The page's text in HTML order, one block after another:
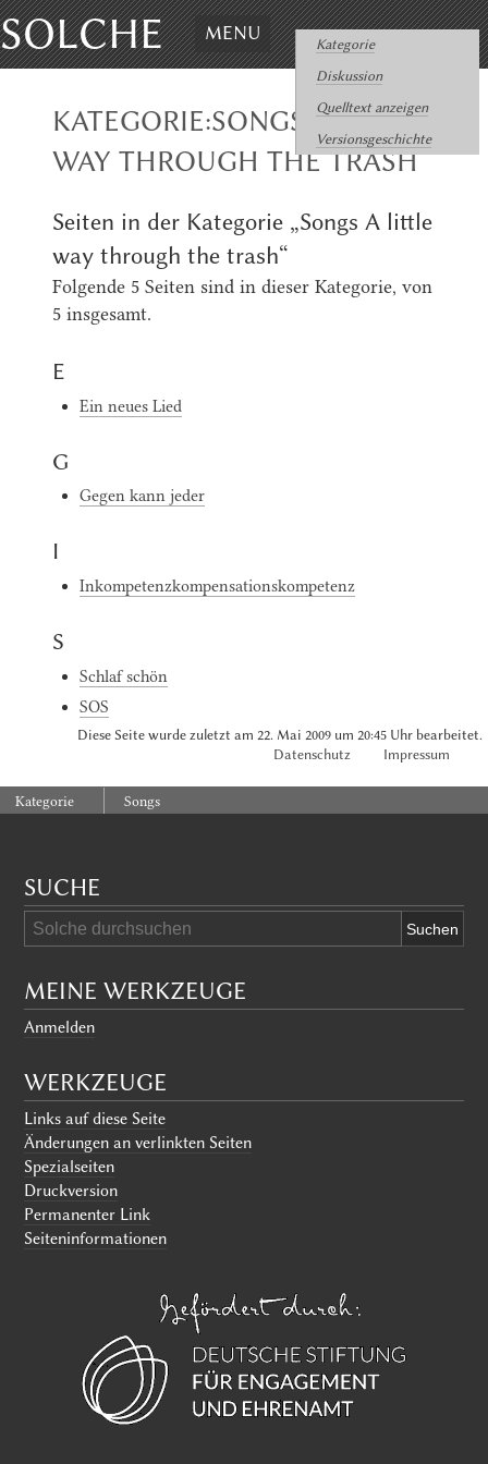
SOLCHE MENU
Kategorie
Diskussion
Quelltext anzeigen
Versionsgeschichte
KATEGORIE:SONGS A LITTLE
WAY THROUGH THE TRASH
Seiten in der Kategorie „Songs A little
way through the trash“
Folgende 5 Seiten sind in dieser Kategorie, von
5 insgesamt.
E
Ein neues Lied
G
Gegen kann jeder
I
Inkompetenzkompensationskompetenz
S
Schlaf schön
SOS
Diese Seite wurde zuletzt am 22. Mai 2009 um 20:45 Uhr bearbeitet.
Datenschutz
Impressum
Kategorie Songs
SUCHE
MEINE WERKZEUGE
Anmelden
WERKZEUGE
Links auf diese Seite
Änderungen an verlinkten Seiten
Spezialseiten
Druckversion
Permanenter Link
Seiten­informationen